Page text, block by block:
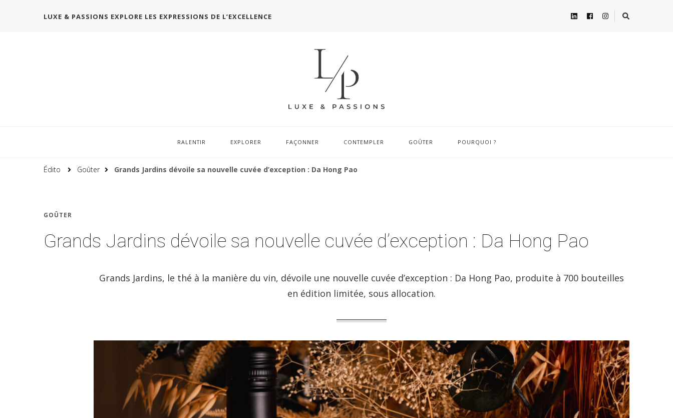
LUXE & PASSIONS EXPLORE LES EXPRESSIONS DE L’EXCELLENCE
RALENTIR EXPLORER FAÇONNER CONTEMPLER GOÛTER POURQUOI ?
Édito Goûter Grands Jardins dévoile sa nouvelle cuvée d’exception : Da Hong Pao
GOÛTER
Grands Jardins dévoile sa nouvelle cuvée d’exception : Da Hong Pao
Grands Jardins, le thé à la manière du vin, dévoile une nouvelle cuvée d’exception : Da Hong Pao, produite à 700 bouteilles
en édition limitée, sous allocation.